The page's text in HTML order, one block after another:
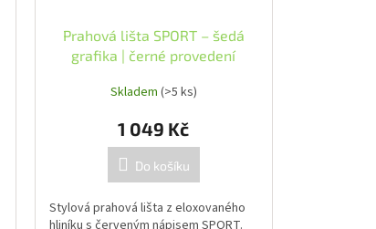
Prahová lišta SPORT – šedá
grafika | černé provedení
Skladem (>5 ks)
1 049 Kč
Do košíku
Stylová prahová lišta z eloxovaného
hliníku s červeným nápisem SPORT.